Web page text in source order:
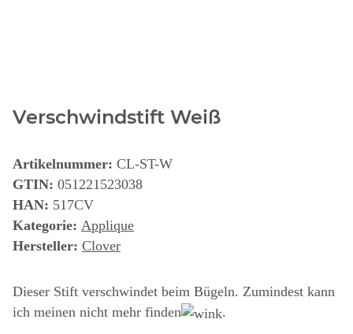
Verschwindstift Weiß
Artikelnummer: CL-ST-W
GTIN: 051221523038
HAN: 517CV
Kategorie: Applique
Hersteller: Clover
Dieser Stift verschwindet beim Bügeln. Zumindest kann
ich meinen nicht mehr finden
.